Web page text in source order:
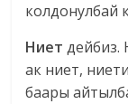
колдонулбай
Ниет дейбиз.
ак ниет,
баары